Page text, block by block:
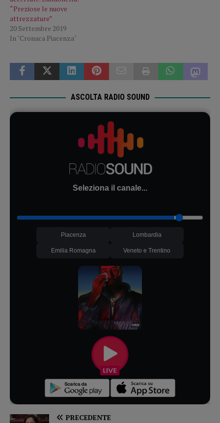
“Preziose le nuove
attrezzature”
20 Settembre 2019
In "Cronaca Piacenza"
ASCOLTA RADIO SOUND
Seleziona il canale...
Piacenza Lombardia
Emilia Romagna Veneto e Trentino
PRECEDENTE